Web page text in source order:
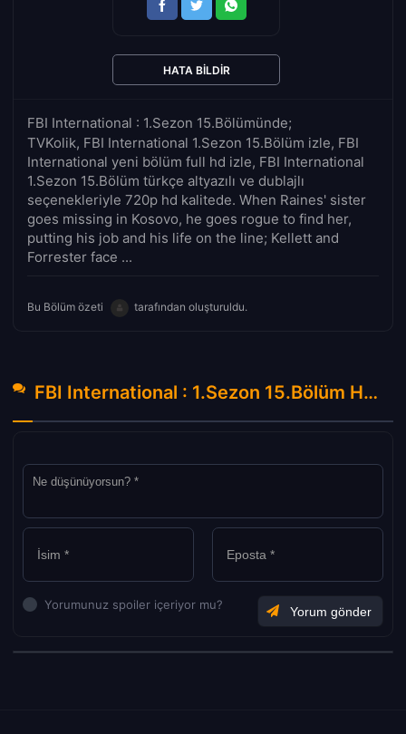
FBI International : 1.Sezon 15.Bölümünde;
TVKolik, FBI International 1.Sezon 15.Bölüm izle, FBI
International yeni bölüm full hd izle, FBI International
1.Sezon 15.Bölüm türkçe altyazılı ve dublajlı
seçenekleriyle 720p hd kalitede. When Raines' sister
goes missing in Kosovo, he goes rogue to find her,
putting his job and his life on the line; Kellett and
Forrester face ...
Bu Bölüm özeti tarafından oluşturuldu.
HATA BILDIR
FBI International : 1.Sezon 15.Bölüm Hakkında Yorumlar
Yorumunuz spoiler içeriyor mu?